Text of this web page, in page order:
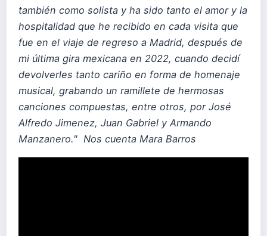
también como solista y ha sido tanto el amor y la
hospitalidad que he recibido en cada visita que
fue en el viaje de regreso a Madrid, después de
mi última gira mexicana en 2022, cuando decidí
devolverles tanto cariño en forma de homenaje
musical, grabando un ramillete de hermosas
canciones compuestas, entre otros, por José
Alfredo Jimenez, Juan Gabriel y Armando
Manzanero." Nos cuenta Mara Barros